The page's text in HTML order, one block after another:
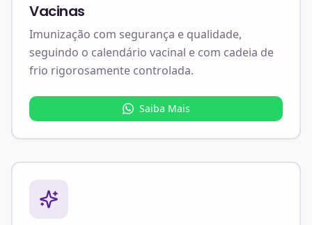
Vacinas
Imunização com segurança e qualidade,
seguindo o calendário vacinal e com cadeia de
frio rigorosamente controlada.
Saiba Mais